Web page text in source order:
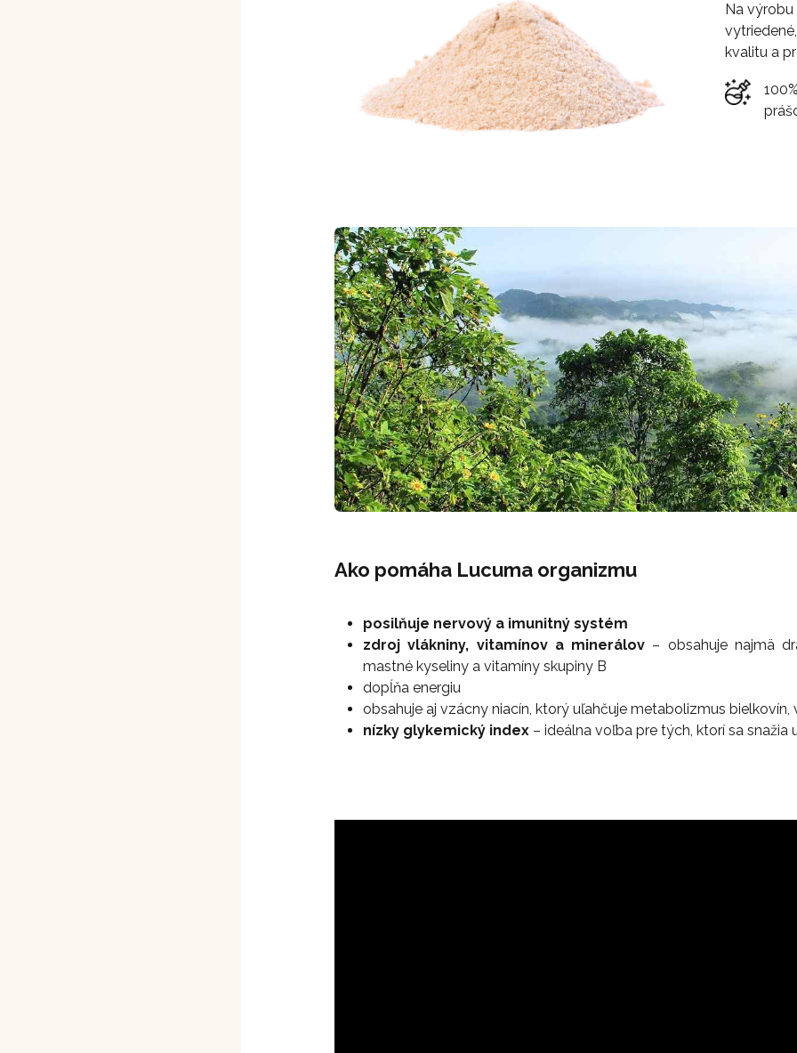
Na výrobu
kvalitu a
Ako pomáha Lucuma organizmu
posilňuje nervový a imunitný systém
zdroj vlákniny, vitamínov a minerálov – obsahuje najmä
mastné kyseliny a vitamíny skupiny B
dopĺňa energiu
obsahuje aj vzácny niacín, ktorý uľahčuje metabolizmus
nízky glykemický index – ideálna voľba pre tých, ktorí sa snažia